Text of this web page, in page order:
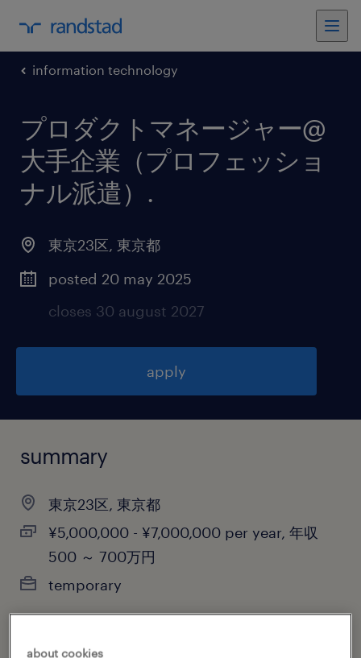
information technology
プロダクトマネージャー@
大手企業（プロフェッショ
ナル派遣） .
東京23区, 東京都
posted 20 may 2025
closes 30 august 2027
apply
summary
東京23区, 東京都
¥5,000,000 - ¥7,000,000 per year, 年収
500 ～ 700万円
temporary
about cookies